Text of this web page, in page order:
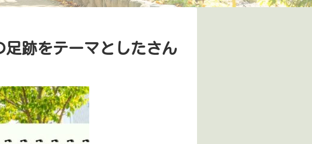
足跡をテーマとしたさん